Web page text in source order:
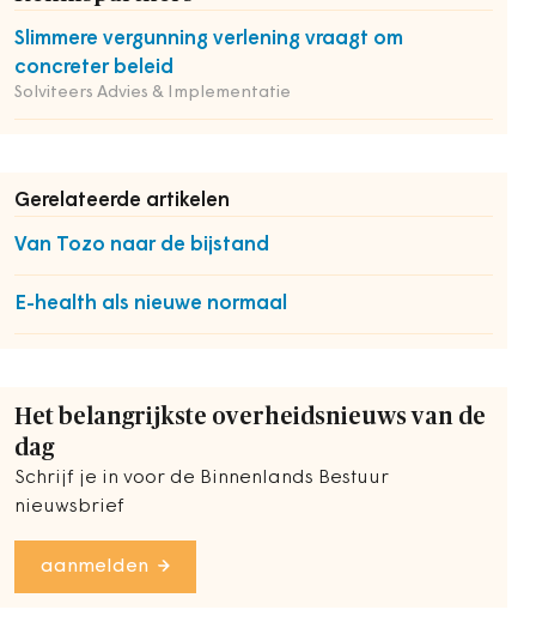
Slimmere vergunning verlening vraagt om
concreter beleid
Solviteers Advies & Implementatie
Gerelateerde artikelen
Van Tozo naar de bijstand
E-health als nieuwe normaal
Het belangrijkste overheidsnieuws van de
dag
Schrijf je in voor de Binnenlands Bestuur
nieuwsbrief
aanmelden